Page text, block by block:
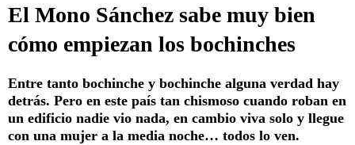
El Mono Sánchez sabe muy bien
cómo empiezan los bochinches
Entre tanto bochinche y bochinche alguna verdad hay
detrás. Pero en este país tan chismoso cuando roban en
un edificio nadie vio nada, en cambio viva solo y llegue
con una mujer a la media noche… todos lo ven.